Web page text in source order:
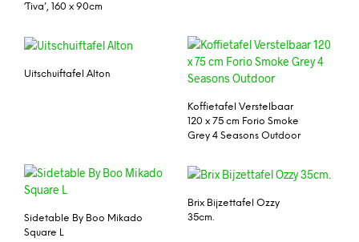
‘Tiva’, 160 x 90cm
Uitschuiftafel Alton
Koffietafel Verstelbaar
120 x 75 cm Forio Smoke
Grey 4 Seasons Outdoor
Sidetable By Boo Mikado
Square L
Brix Bijzettafel Ozzy
35cm.